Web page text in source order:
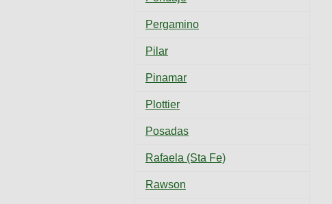
Pergamino
Pilar
Pinamar
Plottier
Posadas
Rafaela (Sta Fe)
Rawson